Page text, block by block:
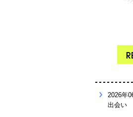
2026年
出会い